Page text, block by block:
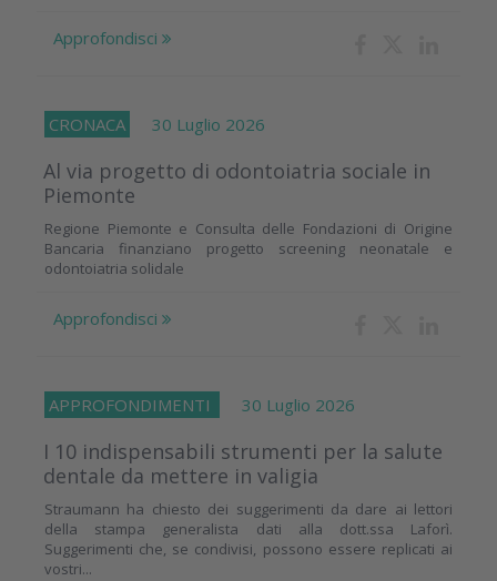
Approfondisci
CRONACA 30 Luglio 2026
Al via progetto di odontoiatria sociale in
Piemonte
Regione Piemonte e Consulta delle Fondazioni di Origine
Bancaria finanziano progetto screening neonatale e
odontoiatria solidale
Approfondisci
APPROFONDIMENTI 30 Luglio 2026
I 10 indispensabili strumenti per la salute
dentale da mettere in valigia
Straumann ha chiesto dei suggerimenti da dare ai lettori
della stampa generalista dati alla dott.ssa Laforì.
Suggerimenti che, se condivisi, possono essere replicati ai
vostri...